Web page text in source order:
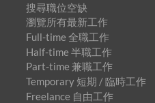
搜尋職位空缺
瀏覽所有最新工作
Full-time 全職工作
Half-time 半職工作
Part-time 兼職工作
Temporary 短期 / 臨時工作
Freelance 自由工作